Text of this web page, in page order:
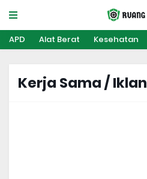
APD Alat Berat Kesehatan
Kerja Sama / Iklan